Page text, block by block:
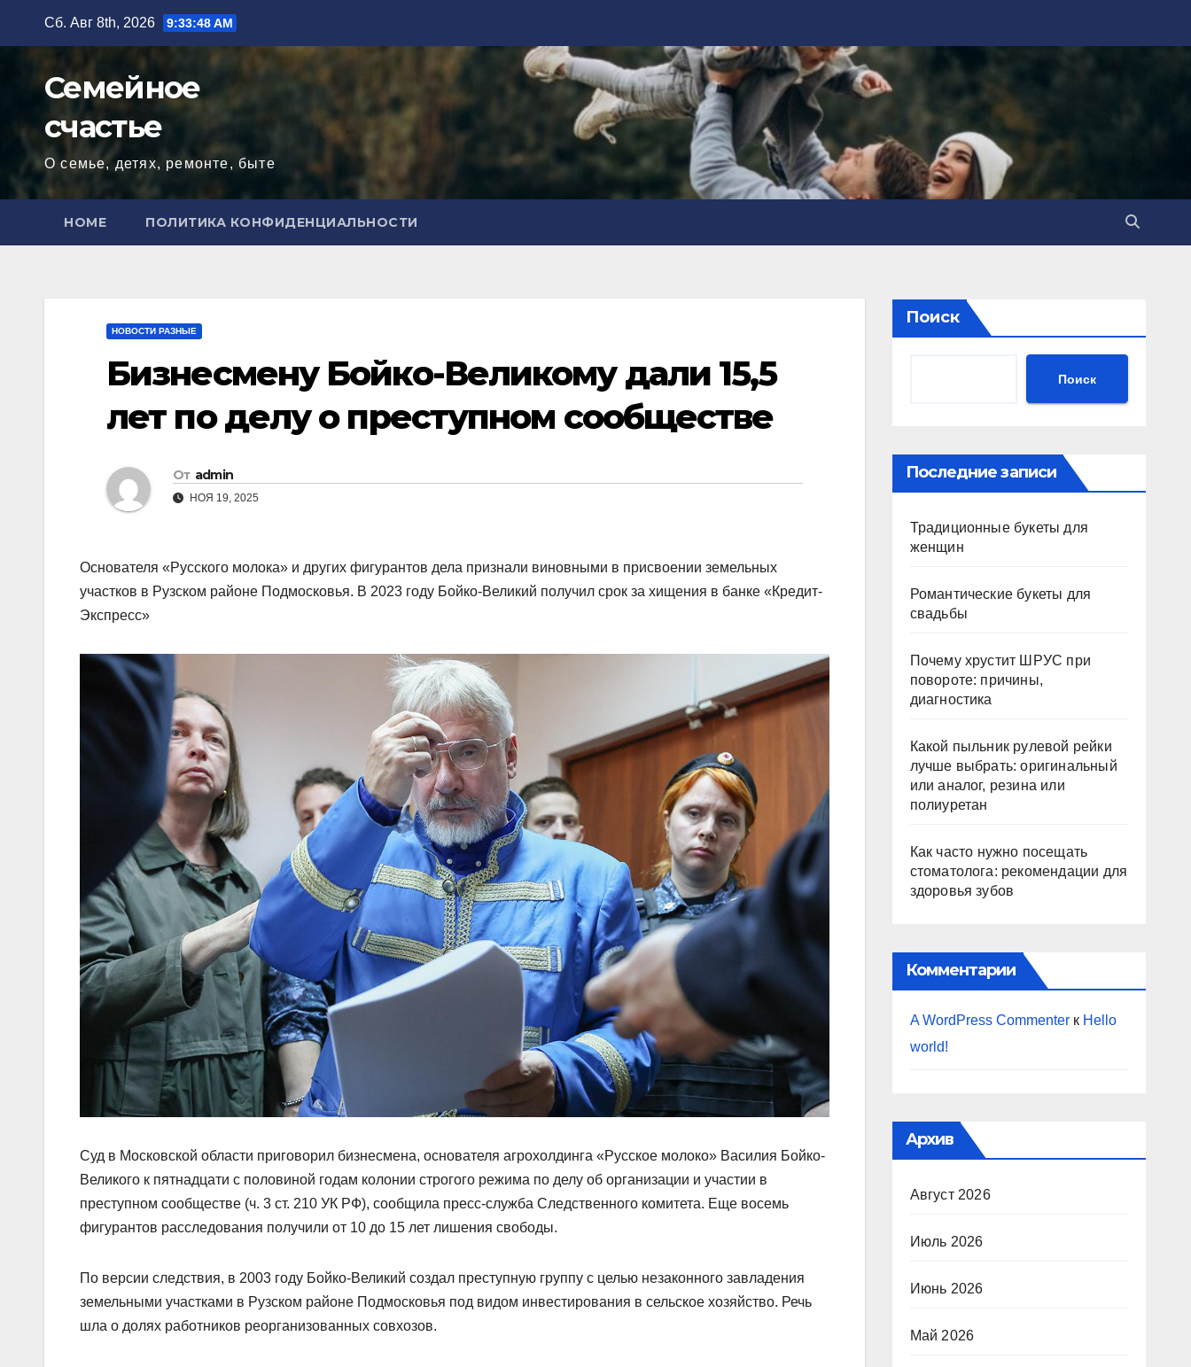
содержимому
Сб. Авг 8th, 2026 9:33:50 AM
Семейное
счастье
О семье, детях, ремонте, быте
HOME ПОЛИТИКА КОНФИДЕНЦИАЛЬНОСТИ
НОВОСТИ РАЗНЫЕ
Бизнесмену Бойко-Великому дали 15,5
лет по делу о преступном сообществе
От admin
НОЯ 19, 2025
Основателя «Русского молока» и других фигурантов дела признали виновными в присвоении земельных
участков в Рузском районе Подмосковья. В 2023 году Бойко-Великий получил срок за хищения в банке «Кредит-
Экспресс»
Суд в Московской области приговорил бизнесмена, основателя агрохолдинга «Русское молоко» Василия Бойко-
Великого к пятнадцати с половиной годам колонии строгого режима по делу об организации и участии в
преступном сообществе (ч. 3 ст. 210 УК РФ), сообщила пресс-служба Следственного комитета. Еще восемь
фигурантов расследования получили от 10 до 15 лет лишения свободы.
По версии следствия, в 2003 году Бойко-Великий создал преступную группу с целью незаконного завладения
земельными участками в Рузском районе Подмосковья под видом инвестирования в сельское хозяйство. Речь
шла о долях работников реорганизованных совхозов.
Поиск
Поиск
Последние записи
Традиционные букеты для
женщин
Романтические букеты для
свадьбы
Почему хрустит ШРУС при
повороте: причины,
диагностика
Какой пыльник рулевой рейки
лучше выбрать: оригинальный
или аналог, резина или
полиуретан
Как часто нужно посещать
стоматолога: рекомендации для
здоровья зубов
Комментарии
A WordPress Commenterк Hello
world!
Архив
Август 2026
Июль 2026
Июнь 2026
Май 2026